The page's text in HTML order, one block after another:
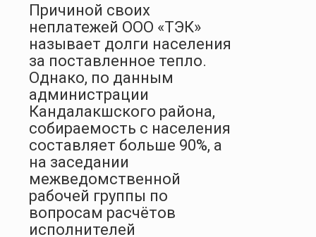
Причиной своих
неплатежей ООО «ТЭК»
называет долги населения
за поставленное тепло.
Однако, по данным
администрации
Кандалакшского района,
собираемость с населения
составляет больше 90%, а
на заседании
межведомственной
рабочей группы по
вопросам расчётов
исполнителей